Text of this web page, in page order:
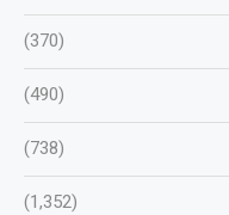
(370)
(490)
(738)
(1,352)